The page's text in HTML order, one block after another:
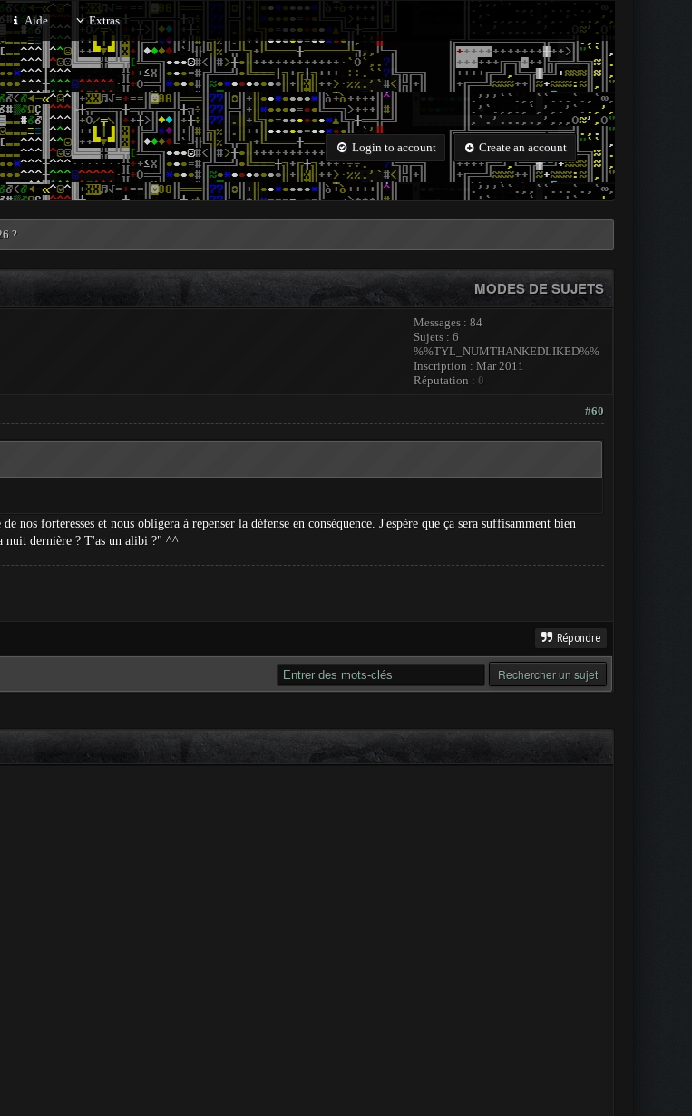
Aide Extras
Login to account Create an account
?
MODES DE SUJETS
Messages : 84
Sujets : 6
%%TYL_NUMTHANKEDLIKED%%
Inscription : Mar 2011
Réputation : 0
#60
forteresses et nous obligera à repenser la défense en conséquence. J'espère que ça sera suffisamment bien
nuit dernière ? T'as un alibi ?" ^^
Répondre